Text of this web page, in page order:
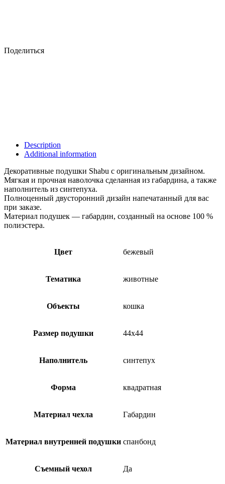
Поделиться
Description
Additional information
Декоративные подушки Shabu с оригинальным дизайном.
Мягкая и прочная наволочка сделанная из габардина, а также
наполнитель из синтепуха.
Полноценный двусторонний дизайн напечатанный для вас
при заказе.
Материал подушек — габардин, созданный на основе 100 %
полиэстера.
Цвет бежевый
Тематика животные
Объекты кошка
Размер подушки 44х44
Наполнитель синтепух
Форма квадратная
Материал чехла Габардин
Материал внутренней подушки спанбонд
Съемный чехол Да